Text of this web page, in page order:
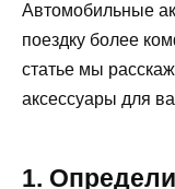
Автомобильные
поездку более
статье мы
аксессуары для
1.